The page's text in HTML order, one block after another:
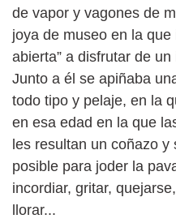
de vapor y vagones de
joya de museo en la
abierta” a disfrutar de
Junto a él se apiñaba
todo tipo y pelaje, en la
en esa edad en la que
les resultan un coñazo
posible para joder la
incordiar, gritar,
llorar...